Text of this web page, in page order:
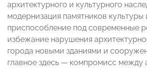
архитектурного и культурного
модернизация памятников культуры
приспособление под современные
избежание нарушения
города новыми зданиями и
главное здесь — компромисс между